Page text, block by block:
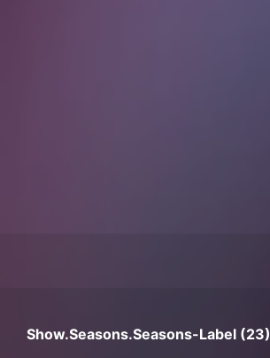
Show.seasons.seasons-Label (23)